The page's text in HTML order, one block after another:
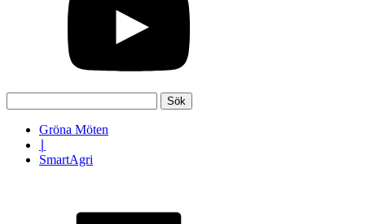
efter:
Gröna Möten
SmartAgri